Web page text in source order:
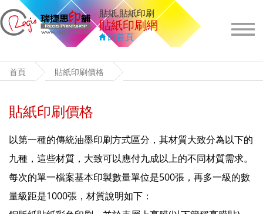
貼紙,貼紙印刷
貼紙印刷網
回首頁
首頁 貼紙印刷價格
貼紙印刷價格
以第一種的傳統油墨印刷方式區分，其材質大致分為以下的
九種，這些材質，大致可以應付九成以上的不同材質需求。
每次的單一檔案基本印製數量單位是500張，再多一級的數
量級距是1000張，材質說明如下：